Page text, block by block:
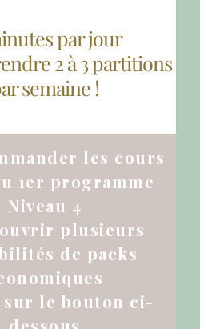
par jour
2 à 3 partitions
semaine !
les cours
1er programme
Niveau 4
plusieurs
de packs
sur le bouton ci-